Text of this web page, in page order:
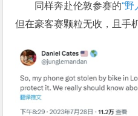
同样奔赴伦敦参赛的“
但在豪客赛颗粒无收，且手